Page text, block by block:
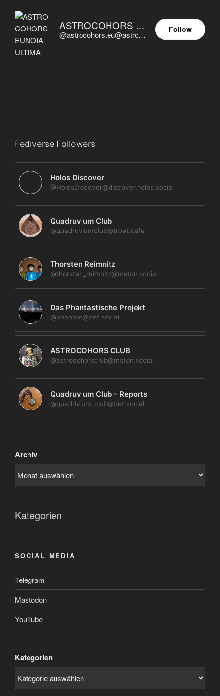
ASTROCOHORS EUNOIA ULTIMA
@astrocohors.eu@astrocohors.eu
Follow
Fediverse Followers
Holos Discover
@HolosDiscover@discover.holos.social
Quadruvium Club
@quadruviumclub@troet.cafe
Thorsten Reimnitz
@thorsten_reimnitz@mstdn.social
Das Phantastische Projekt
@phanpro@det.social
ASTROCOHORS CLUB
@astrocohorsclub@mstdn.social
Quadruvium Club - Reports
@quadrivium_club@det.social
Archiv
Kategorien
SOCIAL MEDIA
Telegram
Mastodon
YouTube
Kategorien